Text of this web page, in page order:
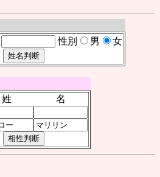
性別 男 女
姓
名